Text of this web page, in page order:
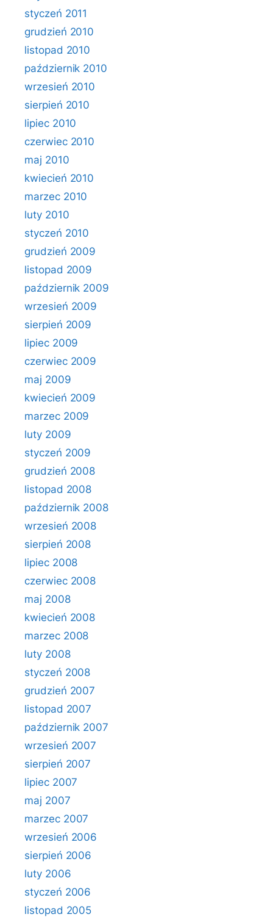
styczeń 2011
grudzień 2010
listopad 2010
październik 2010
wrzesień 2010
sierpień 2010
lipiec 2010
czerwiec 2010
maj 2010
kwiecień 2010
marzec 2010
luty 2010
styczeń 2010
grudzień 2009
listopad 2009
październik 2009
wrzesień 2009
sierpień 2009
lipiec 2009
czerwiec 2009
maj 2009
kwiecień 2009
marzec 2009
luty 2009
styczeń 2009
grudzień 2008
listopad 2008
październik 2008
wrzesień 2008
sierpień 2008
lipiec 2008
czerwiec 2008
maj 2008
kwiecień 2008
marzec 2008
luty 2008
styczeń 2008
grudzień 2007
listopad 2007
październik 2007
wrzesień 2007
sierpień 2007
lipiec 2007
maj 2007
marzec 2007
wrzesień 2006
sierpień 2006
luty 2006
styczeń 2006
listopad 2005